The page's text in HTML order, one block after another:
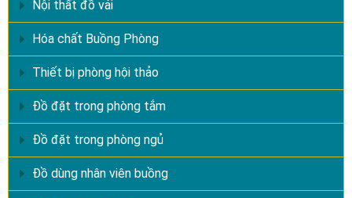
Nội thất đồ vải
Hóa chất Buồng Phòng
Thiết bị phòng hội thảo
Đồ đặt trong phòng tắm
Đồ đặt trong phòng ngủ
Đồ dùng nhân viên buồng